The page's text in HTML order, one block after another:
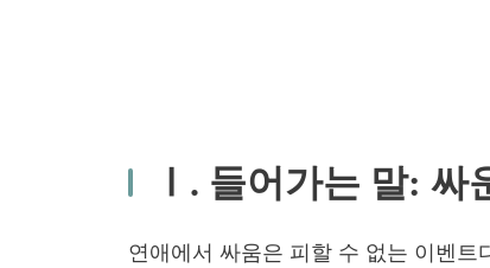
Ⅰ. 들어가는 말: 싸
연애에서 싸움은 피할 수 없는 이벤